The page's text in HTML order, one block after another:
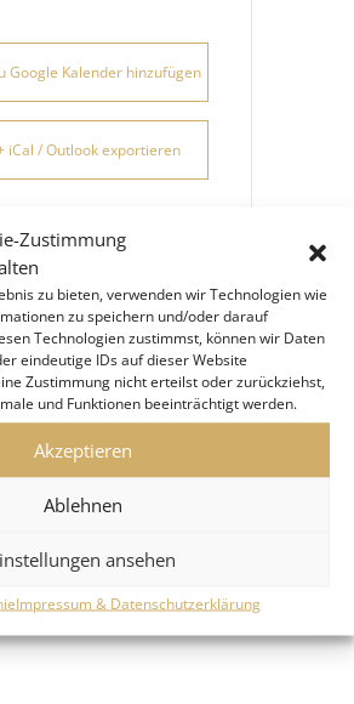
Zustimmung
zu bieten, verwenden wir Technologien wie
zu speichern und/oder darauf
Technologien zustimmst, können wir Daten
eindeutige IDs auf dieser Website
Zustimmung nicht erteilst oder zurückziehst,
und Funktionen beeinträchtigt werden.
Akzeptieren
Ablehnen
ansehen
Impressum & Datenschutzerklärung
Google Kalender hinzufügen
iCal / Outlook exportieren
TEILE DIESE
VERANSTALTUNG